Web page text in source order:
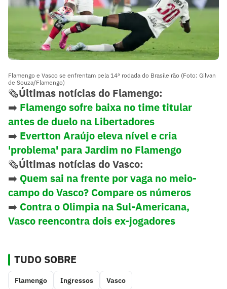
Flamengo e Vasco se enfrentam pela 14ª rodada do Brasileirão (Foto: Gilvan
de Souza/Flamengo)
🗞️Últimas notícias do Flamengo:
➡️ Flamengo sofre baixa no time titular
antes de duelo na Libertadores
➡️ Evertton Araújo eleva nível e cria
'problema' para Jardim no Flamengo
🗞️Últimas notícias do Vasco:
➡️ Quem sai na frente por vaga no meio-
campo do Vasco? Compare os números
➡️ Contra o Olimpia na Sul-Americana,
Vasco reencontra dois ex-jogadores
TUDO SOBRE
Flamengo Ingressos Vasco